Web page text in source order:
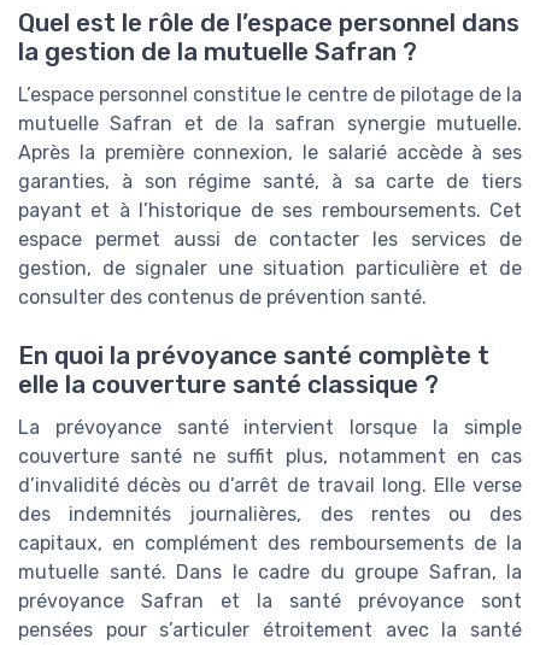
Quel est le rôle de l’espace personnel dans
la gestion de la mutuelle Safran ?
L’espace personnel constitue le centre de pilotage de la
mutuelle Safran et de la safran synergie mutuelle.
Après la première connexion, le salarié accède à ses
garanties, à son régime santé, à sa carte de tiers
payant et à l’historique de ses remboursements. Cet
espace permet aussi de contacter les services de
gestion, de signaler une situation particulière et de
consulter des contenus de prévention santé.
En quoi la prévoyance santé complète t
elle la couverture santé classique ?
La prévoyance santé intervient lorsque la simple
couverture santé ne suffit plus, notamment en cas
d’invalidité décès ou d’arrêt de travail long. Elle verse
des indemnités journalières, des rentes ou des
capitaux, en complément des remboursements de la
mutuelle santé. Dans le cadre du groupe Safran, la
prévoyance Safran et la santé prévoyance sont
pensées pour s’articuler étroitement avec la santé